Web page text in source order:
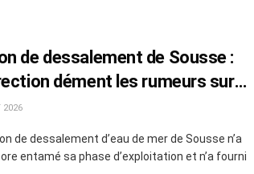
de dessalement de Sousse :
dément les rumeurs sur
impropre à la consommation
2026
de dessalement d’eau de mer de Sousse n’a
entamé sa phase d’exploitation et n’a fourni